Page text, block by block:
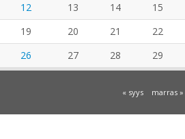
12
13 14 15
19
20 21 22
26
27 28 29
« syys marras »